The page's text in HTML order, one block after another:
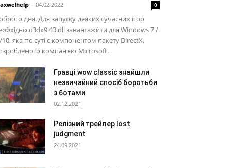
- 04.02.2022 0
дня. Для запуску деяких сучасних ігор
d3dx9 43 dll завантажити для Windows 7 /
10, яка по суті є компонентом пакету DirectX,
компанією Microsoft.
Гравці wow classic знайшли
незвичайний спосіб боротьби
з ботами
02.12.2021
Релізний трейлер lost
judgment
24.09.2021